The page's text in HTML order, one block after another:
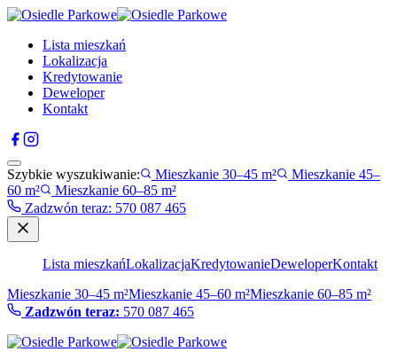
Lista mieszkań
Lokalizacja
Kredytowanie
Deweloper
Kontakt
Szybkie wyszukiwanie: Mieszkanie 30–45 m²
Mieszkanie 45–
60 m²
Mieszkanie 60–85 m²
Zadzwón teraz: 570 087 465
Lista mieszkańLokalizacjaKredytowanieDeweloperKontakt
Mieszkanie 30–45 m²Mieszkanie 45–60 m²Mieszkanie 60–85 m²
Zadzwón teraz: 570 087 465